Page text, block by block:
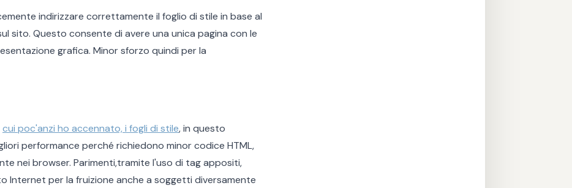
indirizzare correttamente il foglio di stile in base al
sito. Questo consente di avere una unica pagina con le
grafica. Minor sforzo quindi per la
cui poc'anzi ho accennato, i fogli di stile, in questo
performance perché richiedono minor codice HTML,
nei browser. Parimenti,tramite l'uso di tag appositi,
Internet per la fruizione anche a soggetti diversamente